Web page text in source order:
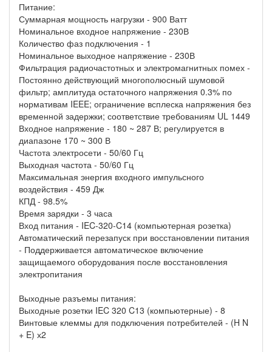
Питание:
Суммарная мощность нагрузки - 900 Ватт
Номинальное входное напряжение - 230В
Количество фаз подключения - 1
Номинальное выходное напряжение - 230В
Фильтрация радиочастотных и электромагнитных помех -
Постоянно действующий многополюсный шумовой
фильтр; амплитуда остаточного напряжения 0.3% по
нормативам IEEE; ограничение всплеска напряжения без
временной задержки; соответствие требованиям UL 1449
Входное напряжение - 180 ~ 287 В; регулируется в
диапазоне 170 ~ 300 В
Частота электросети - 50/60 Гц
Выходная частота - 50/60 Гц
Максимальная энергия входного импульсного
воздействия - 459 Дж
КПД - 98.5%
Время зарядки - 3 часа
Вход питания - IEC-320-C14 (компьютерная розетка)
Автоматический перезапуск при восстановлении питания
- Поддерживается автоматическое включение
защищаемого оборудования после восстановления
электропитания
Выходные разъемы питания:
Выходные розетки IEC 320 C13 (компьютерные) - 8
Винтовые клеммы для подключения потребителей - (H N
+ E) х2